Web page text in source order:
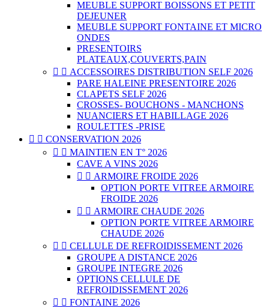
MEUBLE SUPPORT BOISSONS ET PETIT
DEJEUNER
MEUBLE SUPPORT FONTAINE ET MICRO
ONDES
PRESENTOIRS
PLATEAUX,COUVERTS,PAIN
  ACCESSOIRES DISTRIBUTION SELF 2026
PARE HALEINE PRESENTOIRE 2026
CLAPETS SELF 2026
CROSSES- BOUCHONS - MANCHONS
NUANCIERS ET HABILLAGE 2026
ROULETTES -PRISE
  CONSERVATION 2026
  MAINTIEN EN T° 2026
CAVE A VINS 2026
  ARMOIRE FROIDE 2026
OPTION PORTE VITREE ARMOIRE
FROIDE 2026
  ARMOIRE CHAUDE 2026
OPTION PORTE VITREE ARMOIRE
CHAUDE 2026
  CELLULE DE REFROIDISSEMENT 2026
GROUPE A DISTANCE 2026
GROUPE INTEGRE 2026
OPTIONS CELLULE DE
REFROIDISSEMENT 2026
  FONTAINE 2026